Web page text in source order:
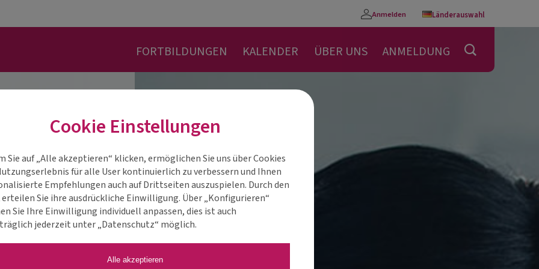
Anmelden
Konto
Länderauswahl
FORTBILDUNGEN KALENDER ÜBER UNS ANMELDUNG
Cookie Einstellungen
Sie auf „Alle akzeptieren“ klicken, ermöglichen Sie uns über Cookies
für alle User kontinuierlich zu verbessern und Ihnen
Empfehlungen auch auf Drittseiten auszuspielen. Durch den
Sie ihre ausdrückliche Einwilligung. Über „Konfigurieren“
Sie Ihre Einwilligung individuell anpassen, dies ist auch
jederzeit unter „Datenschutz“ möglich.
Alle akzeptieren